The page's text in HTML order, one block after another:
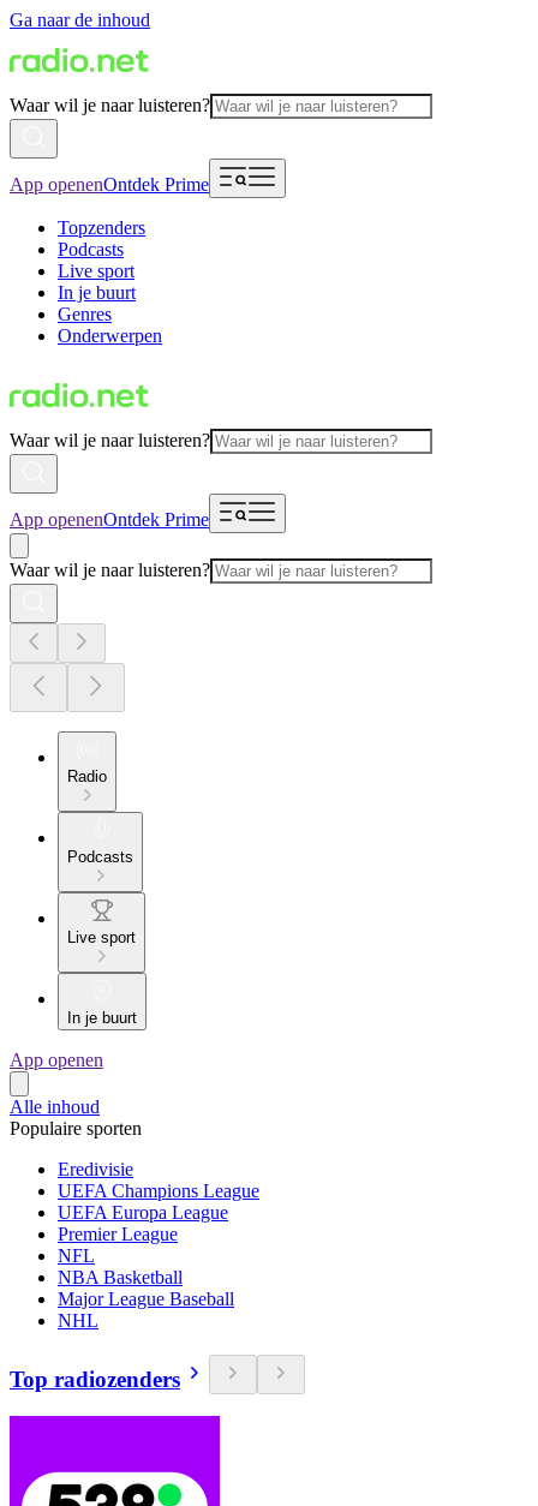
Ga naar de inhoud
Waar wil je naar luisteren?
App openenOntdek Prime
Topzenders
Podcasts
Live sport
In je buurt
Genres
Onderwerpen
Waar wil je naar luisteren?
App openenOntdek Prime
Waar wil je naar luisteren?
Radio
Podcasts
Live sport
In je buurt
App openen
Alle inhoud
Populaire sporten
Eredivisie
UEFA Champions League
UEFA Europa League
Premier League
NFL
NBA Basketball
Major League Baseball
NHL
Top radiozenders